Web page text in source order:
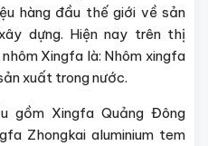
hàng đầu thế giới về sản
dựng. Hiện nay trên thị
Xingfa là: Nhôm xingfa
xuất trong nước.
gồm Xingfa Quảng Đông
Zhongkai aluminium tem